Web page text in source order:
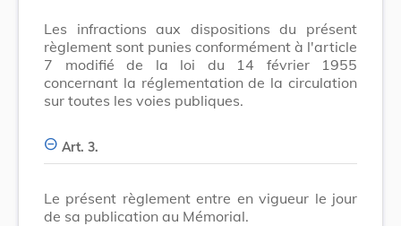
Les infractions aux dispositions du présent
règlement sont punies conformément à l'article
7 modifié de la loi du 14 février 1955
concernant la réglementation de la circulation
sur toutes les voies publiques.
Art. 3.
Le présent règlement entre en vigueur le jour
de sa publication au Mémorial.